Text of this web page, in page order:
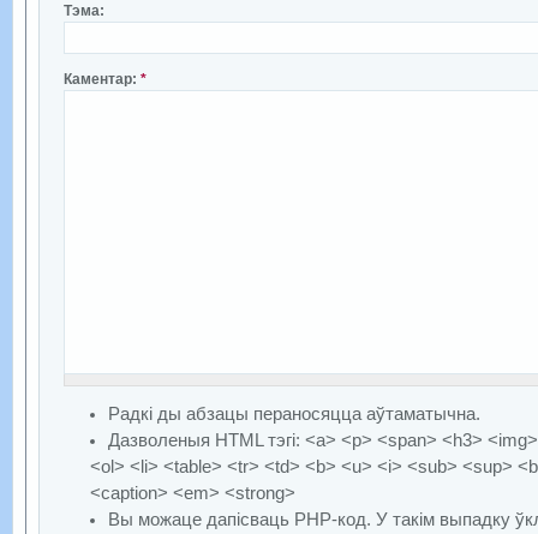
Тэма:
Каментар: *
Радкі ды абзацы пераносяцца аўтаматычна.
Дазволеныя HTML тэгі: <a> <p> <span> <h3>
<ol> <li> <table> <tr> <td> <b> <u> <i> <sub> <sup>
<caption> <em> <strong>
Вы можаце дапісваць PHP-код. У такім выпадку